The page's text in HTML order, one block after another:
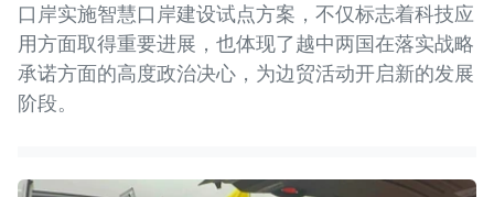
口岸实施智慧口岸建设试点方案，不仅标志着科技应
用方面取得重要进展，也体现了越中两国在落实战略
承诺方面的高度政治决心，为边贸活动开启新的发展
阶段。